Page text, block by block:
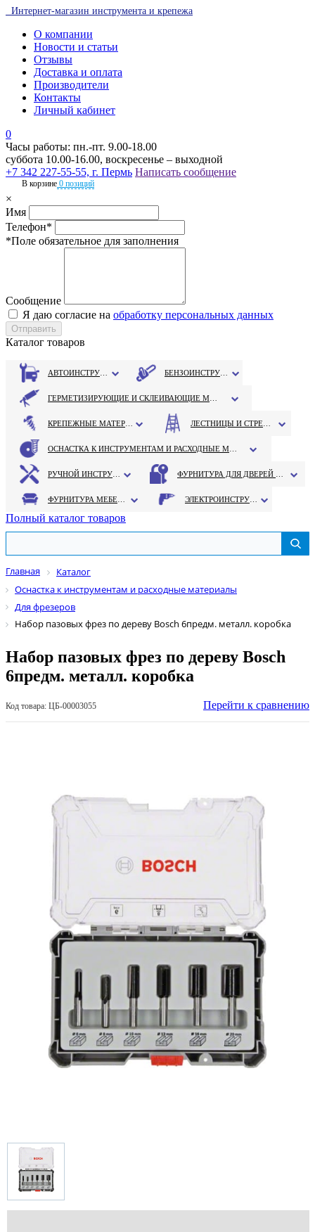
Интернет-магазин инструмента и крепежа
О компании
Новости и статьи
Отзывы
Доставка и оплата
Производители
Контакты
Личный кабинет
0
Часы работы: пн.-пт. 9.00-18.00
суббота 10.00-16.00, воскресенье – выходной
+7 342 227-55-55, г. Пермь Написать сообщение
В корзине 0 позиций
×
Имя
Телефон*
*Поле обязательное для заполнения
Сообщение
Я даю согласие на обработку персональных данных
Каталог товаров
Полный каталог товаров
Главная
Каталог
Оснастка к инструментам и расходные материалы
Для фрезеров
Набор пазовых фрез по дереву Bosch 6предм. металл. коробка
Набор пазовых фрез по дереву Bosch
6предм. металл. коробка
Код товара: ЦБ-00003055 Перейти к сравнению